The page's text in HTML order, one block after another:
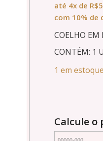
até 4xde R$
com 10% de
COELHO EM
CONTÉM: 1
1 em estoque
Calcule